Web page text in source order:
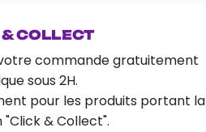
COLLECT
commande gratuitement
sous 2H.
pour les produits portant la
& Collect".